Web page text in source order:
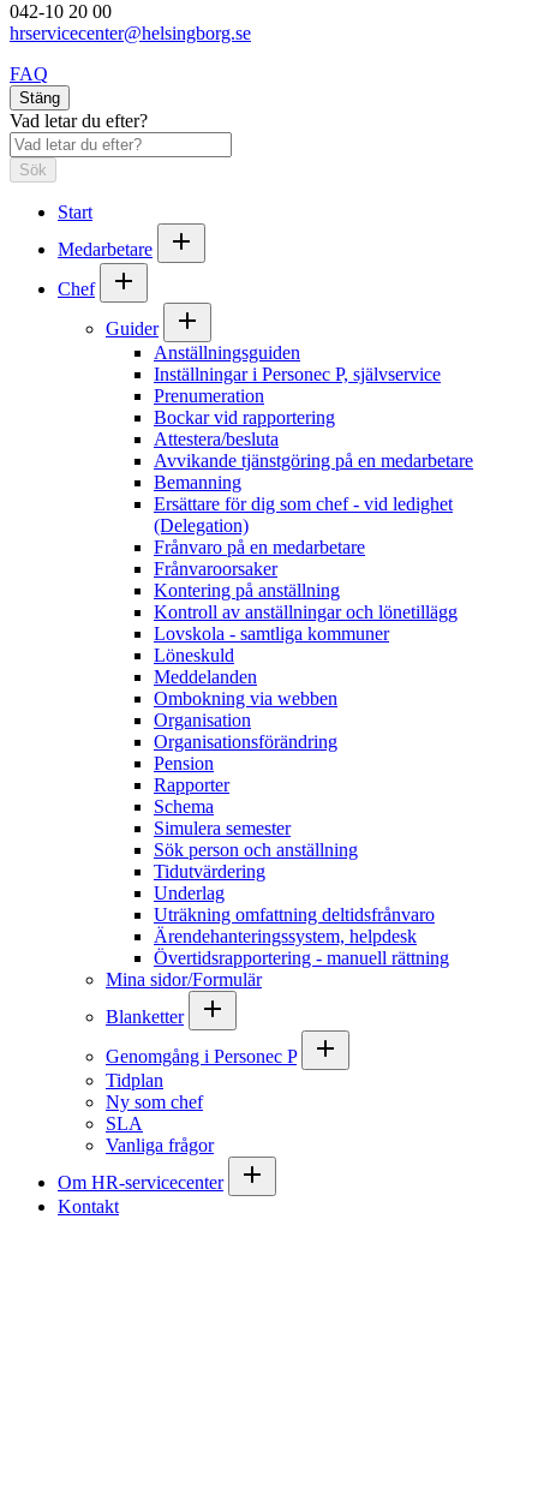
042-10 20 00
hrservicecenter@helsingborg.se
FAQ
Stäng
Vad letar du efter?
Sök
Start
Medarbetare
Chef
Guider
Anställningsguiden
Inställningar i Personec P, självservice
Prenumeration
Bockar vid rapportering
Attestera/besluta
Avvikande tjänstgöring på en medarbetare
Bemanning
Ersättare för dig som chef - vid ledighet
(Delegation)
Frånvaro på en medarbetare
Frånvaroorsaker
Kontering på anställning
Kontroll av anställningar och lönetillägg
Lovskola - samtliga kommuner
Löneskuld
Meddelanden
Ombokning via webben
Organisation
Organisationsförändring
Pension
Rapporter
Schema
Simulera semester
Sök person och anställning
Tidutvärdering
Underlag
Uträkning omfattning deltidsfrånvaro
Ärendehanteringssystem, helpdesk
Övertidsrapportering - manuell rättning
Mina sidor/Formulär
Blanketter
Genomgång i Personec P
Tidplan
Ny som chef
SLA
Vanliga frågor
Om HR-servicecenter
Kontakt